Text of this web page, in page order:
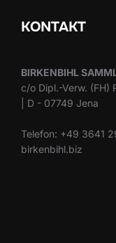
KONTAKT
BIRKENBIHL
c/o Dipl.-Verw. (FH)
| D - 07749 Jena
Telefon: +49 3641
birkenbihl.biz